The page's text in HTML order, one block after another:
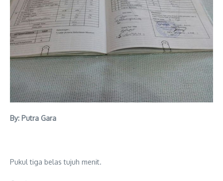
By: Putra Gara
Pukul tiga belas tujuh menit.